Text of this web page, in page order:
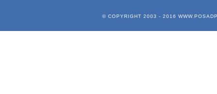
© COPYRIGHT 2003 - 2016